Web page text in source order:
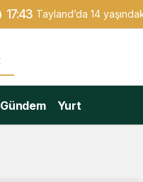
17:43 Tayland’da 14
Gündem Yurt